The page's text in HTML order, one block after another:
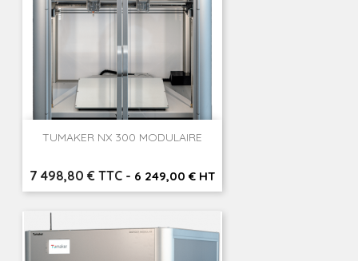
TUMAKER NX 300 MODULAIRE
Prix
7 498,80 € TTC - 6 249,00 € HT